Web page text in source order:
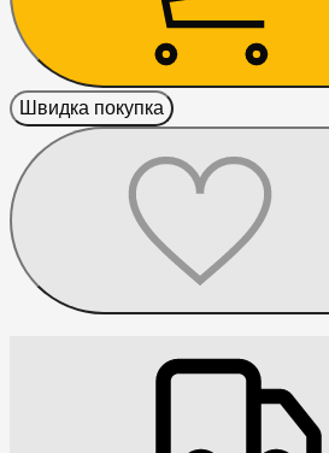
Швидка покупка